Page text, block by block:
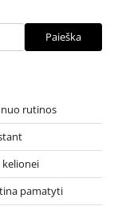
Paieška
nuo rutinos
kelionei
pamatyti